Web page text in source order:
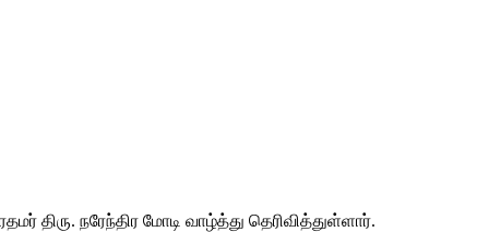
திரு. நரேந்திர மோடி வாழ்த்து தெரிவித்துள்ளார்.